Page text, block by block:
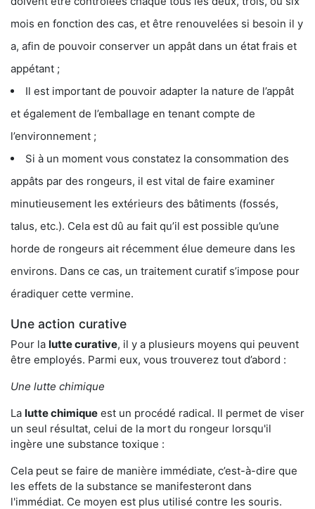
mois en fonction des cas, et être renouvelées si besoin il y
a, afin de pouvoir conserver un appât dans un état frais et
appétant ;
Il est important de pouvoir adapter la nature de l’appât
et également de l’emballage en tenant compte de
l’environnement ;
Si à un moment vous constatez la consommation des
appâts par des rongeurs, il est vital de faire examiner
minutieusement les extérieurs des bâtiments (fossés,
talus, etc.). Cela est dû au fait qu’il est possible qu’une
horde de rongeurs ait récemment élue demeure dans les
environs. Dans ce cas, un traitement curatif s’impose pour
éradiquer cette vermine.
Une action curative
Pour la lutte curative, il y a plusieurs moyens qui peuvent
être employés. Parmi eux, vous trouverez tout d’abord :
Une lutte chimique
La lutte chimique est un procédé radical. Il permet de viser
un seul résultat, celui de la mort du rongeur lorsqu'il
ingère une substance toxique :
Cela peut se faire de manière immédiate, c’est-à-dire que
les effets de la substance se manifesteront dans
l'immédiat. Ce moyen est plus utilisé contre les souris.